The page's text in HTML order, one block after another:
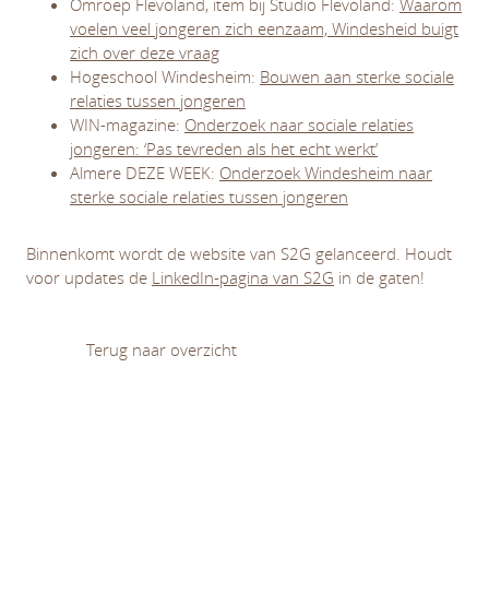
voelen veel jongeren zich eenzaam, Windesheid buigt
zich over deze vraag
Hogeschool Windesheim: Bouwen aan sterke sociale
relaties tussen jongeren
WIN-magazine: Onderzoek naar sociale relaties
jongeren: ‘Pas tevreden als het echt werkt’
Almere DEZE WEEK: Onderzoek Windesheim naar
sterke sociale relaties tussen jongeren
Binnenkomt wordt de website van S2G gelanceerd. Houdt
voor updates de LinkedIn-pagina van S2G in de gaten!
Terug naar overzicht